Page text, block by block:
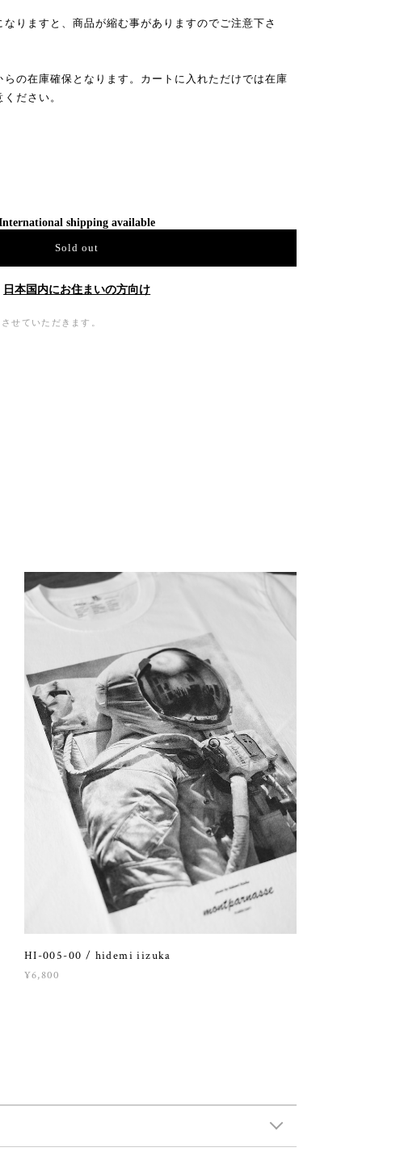
なりますと、商品が縮む事がありますのでご注意下さ
らの在庫確保となります。カートに入れただけでは在庫
ださい。
shipping available
Sold out
日本国内にお住まいの方向け
せていただきます。
HI-005-00 / hidemi iizuka
¥6,800